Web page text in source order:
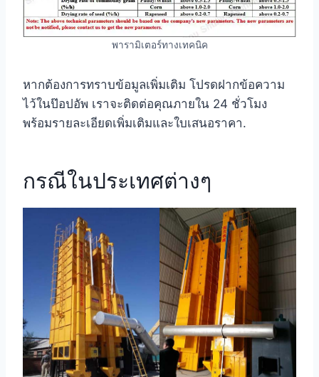
พารามิเตอร์ทางเทคนิค
หากต้องการทราบข้อมูลเพิ่มเติม โปรดฝากข้อความ
ไว้ในป๊อปอัพ เราจะติดต่อคุณภายใน 24 ชั่วโมง
พร้อมรายละเอียดเพิ่มเติมและใบเสนอราคา.
กรณีในประเทศต่างๆ